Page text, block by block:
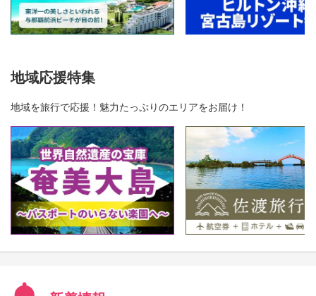
地域応援特集
地域を旅行で応援！魅力たっぷりのエリアをお届け！